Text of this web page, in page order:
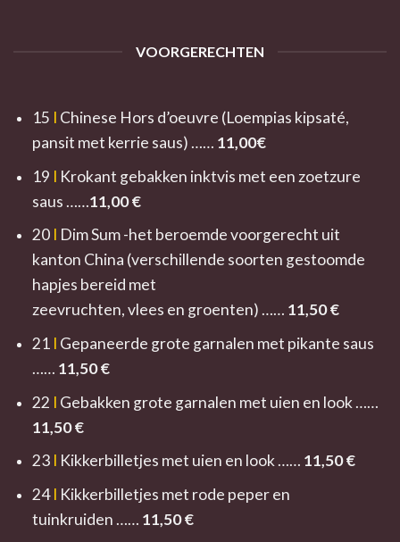
VOORGERECHTEN
15 I Chinese Hors d’oeuvre (Loempias kipsaté,
pansit met kerrie saus) …… 11,00€
19 I Krokant gebakken inktvis met een zoetzure
saus ……11,00 €
20 I Dim Sum -het beroemde voorgerecht uit
kanton China (verschillende soorten gestoomde
hapjes bereid met
zeevruchten, vlees en groenten) …… 11,50 €
21 I Gepaneerde grote garnalen met pikante saus
…… 11,50 €
22 I Gebakken grote garnalen met uien en look ……
11,50 €
23 I Kikkerbilletjes met uien en look …… 11,50 €
24I Kikkerbilletjes met rode peper en
tuinkruiden …… 11,50 €